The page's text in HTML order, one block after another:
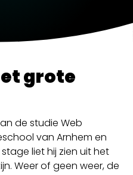
grote
de studie Web
van Arnhem en
stage liet hij zien uit het
Weer of geen weer, de